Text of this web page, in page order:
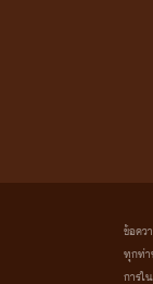
ข้อคว
ทุกท่า
การใ